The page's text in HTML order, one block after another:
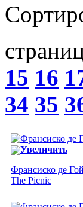
15 16
34 35
Увеличить
Франсиско де
The Picnic